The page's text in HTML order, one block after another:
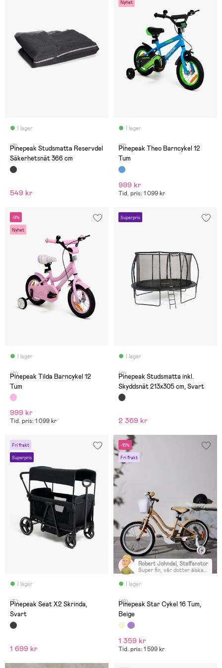
I lager
(2)
Pinepeak Studsmatta Reservdel
Säkerhetsnät 366 cm
549 kr
Nyhet
I lager
(2)
Pinepeak Theo Barncykel 12
Tum
999 kr
Tid. pris: 1 099 kr
-9%
Nyhet
I lager
(0)
Pinepeak Tilda Barncykel 12
Tum
999 kr
Tid. pris: 1 099 kr
Superpris
I lager
(2)
Pinepeak Studsmatta inkl.
Skyddsnät 213x305 cm, Svart
2 369 kr
Fri frakt
Superpris
I lager
(5)
Pinepeak Seat X2 Skrinda,
Svart
1 699 kr
-15%
Fri frakt
I lager
Robert Johndal, Staffanstorp
Super fin, vår dotter älskar
(18)
Pinepeak Star Cykel 16 Tum,
Beige
1 359 kr
Tid. pris: 1 599 kr